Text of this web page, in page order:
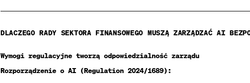
DLACZEGO RADY SEKTORA FINANSOWEGO MUSZĄ ZARZĄDZAĆ AI
Wymogi regulacyjne tworzą odpowiedzialność zarządu
Rozporządzenie o AI (Regulation 2024/1689):